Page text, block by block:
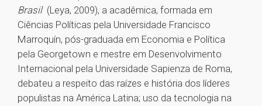
Brasil (Leya, 2009), a acadêmica, formada em
Ciências Políticas pela Universidade Francisco
Marroquín, pós-graduada em Economia e Política
pela Georgetown e mestre em Desenvolvimento
Internacional pela Universidade Sapienza de Roma,
debateu a respeito das raízes e história dos líderes
populistas na América Latina; uso da tecnologia na